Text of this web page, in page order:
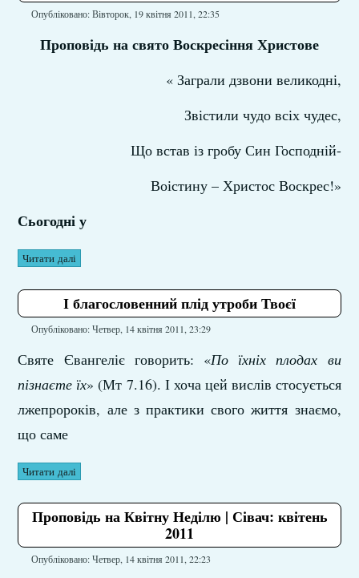
Опубліковано: Вівторок, 19 квітня 2011, 22:35
Проповідь на свято Воскресіння Христове
« Заграли дзвони великодні,
Звістили чудо всіх чудес,
Що встав із гробу Син Господній-
Воістину – Христос Воскрес!»
Сьогодні у
Читати далі
І благословенний плід утроби Твоєї
Опубліковано: Четвер, 14 квітня 2011, 23:29
Святе Євангеліє говорить: «По їхніх плодах ви
пізнаєте їх» (Мт 7.16). І хоча цей вислів стосується
лжепророків, але з практики свого життя знаємо,
що саме
Читати далі
Проповідь на Квітну Неділю | Сівач: квітень
2011
Опубліковано: Четвер, 14 квітня 2011, 22:23